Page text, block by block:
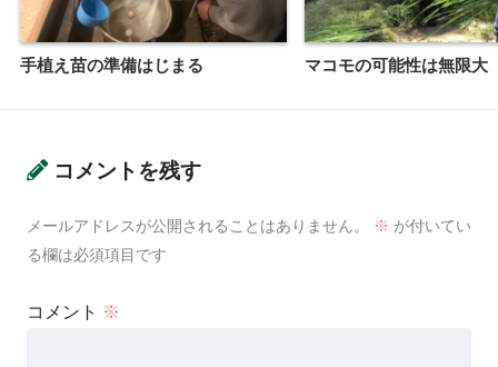
手植え苗の準備はじまる マコモの可能性は無限大
コメントを残す
メールアドレスが公開されることはありません。 ※ が付いてい
る欄は必須項目です
コメント ※